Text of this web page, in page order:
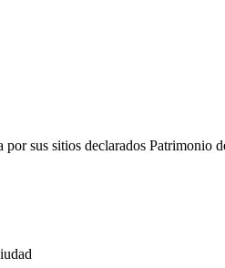
por sus sitios declarados